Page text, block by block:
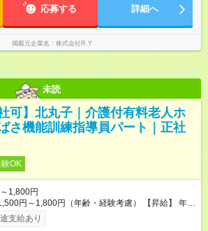
応募する 詳細へ
掲載元企業名 株式会社R.Y
未読
可】北丸子｜介護付有料老人ホ
さ機能訓練指導員パート｜正社
OK
1,800円
円～1,800円（年齢・経験考慮） 【昇給】 年1
昇給実績：10円～215円/1時間あたり ※残業が発
法定に基づき時間外手当を支給します。 【試用
支給あり